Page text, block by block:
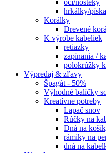
oči/nošteky
hrkálky/
Korálky
Drevené
K výrobe kabeliek
retiazky
zapínania /
polokrúžky
Výpredaj & zľavy
Špagát - 50%
Výhodné balíčky
Kreatívne potreby
Lapač snov
Rúčky na
Dná na
rámiky na
dná na